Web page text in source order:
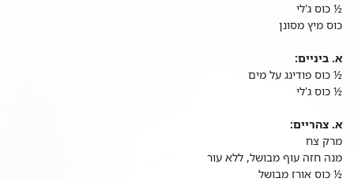
½ כוס ג'לי
כוס מיץ מסונן
א. ביניים:
½ כוס פודינג על מים
½ כוס ג'לי
א. צהריים:
מרק צח
מנה חזה עוף מבושל, ללא עור
½ כוס אורז מבושל